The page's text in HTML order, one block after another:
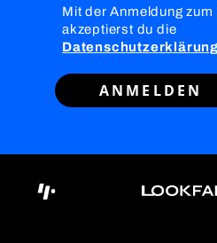
Mit der Anmeldung
akzeptierst du die
Datenschutzerklärung
ANMELDEN